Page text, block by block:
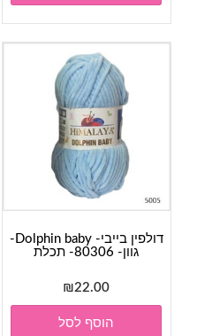
₪30.00.
₪28.00.
דולפין בייבי- Dolphin baby-
גוון- 80306- תכלת
₪22.00
הוסף לסל